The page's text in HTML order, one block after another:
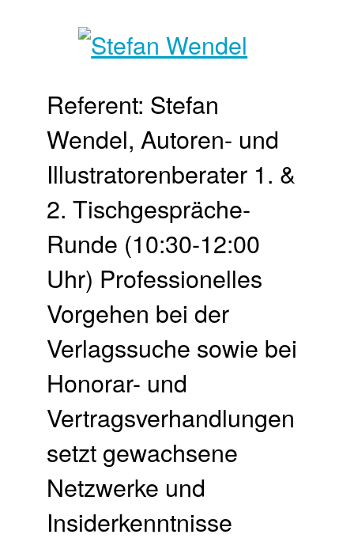
Referent: Stefan
Wendel, Autoren- und
Illustratorenberater 1. &
2. Tischgespräche-
Runde (10:30-12:00
Uhr) Professionelles
Vorgehen bei der
Verlagssuche sowie bei
Honorar- und
Vertragsverhandlungen
setzt gewachsene
Netzwerke und
Insiderkenntnisse